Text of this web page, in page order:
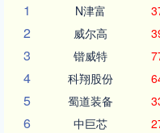
1
N津富
2 威尔高
3 锴威特
4 科翔股份
5 蜀道装备
6 中巨芯